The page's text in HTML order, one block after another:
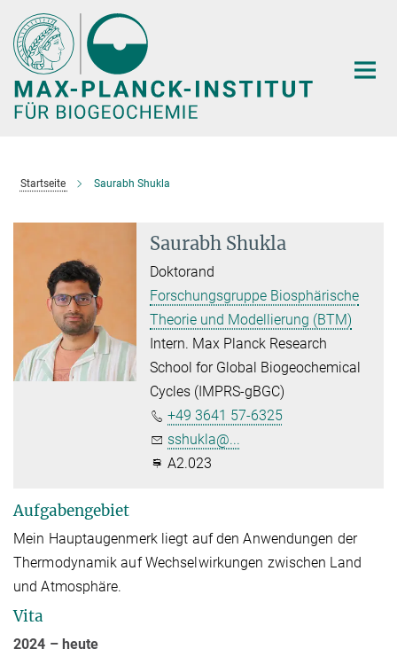
Hauptinhalt
Startseite Saurabh Shukla
Saurabh Shukla
Doktorand
Forschungsgruppe Biosphärische
Theorie und Modellierung (BTM)
Intern. Max Planck Research
School for Global Biogeochemical
Cycles (IMPRS-gBGC)
+49 3641 57-6325
sshukla@...
A2.023
Aufgabengebiet
Mein Hauptaugenmerk liegt auf den Anwendungen der
Thermodynamik auf Wechselwirkungen zwischen Land
und Atmosphäre.
Vita
2024 – heute